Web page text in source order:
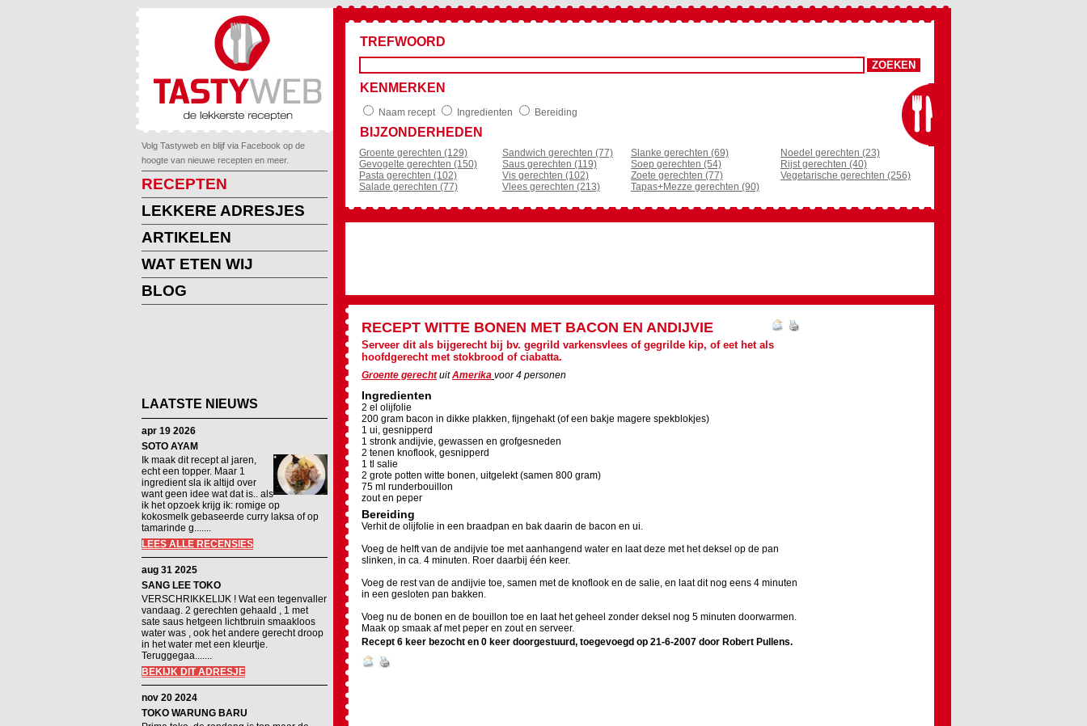
Volg Tastyweb en blijf via Facebook op de
hoogte van nieuwe recepten en meer.
RECEPTEN
LEKKERE ADRESJES
ARTIKELEN
WAT ETEN WIJ
BLOG
LAATSTE NIEUWS
apr 19 2026
SOTO AYAM
Ik maak dit recept al jaren,
echt een topper. Maar 1
ingredient sla ik altijd over
want geen idee wat dat is.. als
ik het opzoek krijg ik: romige op
kokosmelk gebaseerde curry laksa of op
tamarinde g.......
LEES ALLE RECENSIES
aug 31 2025
SANG LEE TOKO
VERSCHRIKKELIJK ! Wat een tegenvaller
vandaag. 2 gerechten gehaald , 1 met
sate saus hetgeen lichtbruin smaakloos
water was , ook het andere gerecht droop
in het water met een kleurtje.
Teruggegaa.......
BEKIJK DIT ADRESJE
nov 20 2024
TOKO WARUNG BARU
TREFWOORD
KENMERKEN
Naam recept Ingredienten Bereiding
BIJZONDERHEDEN
Groente gerechten (129)
Gevogelte gerechten (150)
Pasta gerechten (102)
Salade gerechten (77)
Sandwich gerechten (77)
Saus gerechten (119)
Vis gerechten (102)
Vlees gerechten (213)
Slanke gerechten (69)
Soep gerechten (54)
Zoete gerechten (77)
Tapas+Mezze gerechten (90)
Noedel gerechten (23)
Rijst gerechten (40)
Vegetarische gerechten (256)
RECEPT WITTE BONEN MET BACON EN ANDIJVIE
Serveer dit als bijgerecht bij bv. gegrild varkensvlees of gegrilde kip, of eet het als
hoofdgerecht met stokbrood of ciabatta.
Groente gerechtuitAmerika voor4 personen
Ingredienten
2 el olijfolie
200 gram bacon in dikke plakken, fijngehakt (of een bakje magere spekblokjes)
1 ui, gesnipperd
1 stronk andijvie, gewassen en grofgesneden
2 tenen knoflook, gesnipperd
1 tl salie
2 grote potten witte bonen, uitgelekt (samen 800 gram)
75 ml runderbouillon
zout en peper
Bereiding
Verhit de olijfolie in een braadpan en bak daarin de bacon en ui.
Voeg de helft van de andijvie toe met aanhangend water en laat deze met het deksel op de pan
slinken, in ca. 4 minuten. Roer daarbij één keer.
Voeg de rest van de andijvie toe, samen met de knoflook en de salie, en laat dit nog eens 4 minuten
in een gesloten pan bakken.
Voeg nu de bonen en de bouillon toe en laat het geheel zonder deksel nog 5 minuten doorwarmen.
Maak op smaak af met peper en zout en serveer.
Recept 6 keer bezocht en 0 keer doorgestuurd, toegevoegd op 21-6-2007 door Robert Pullens.